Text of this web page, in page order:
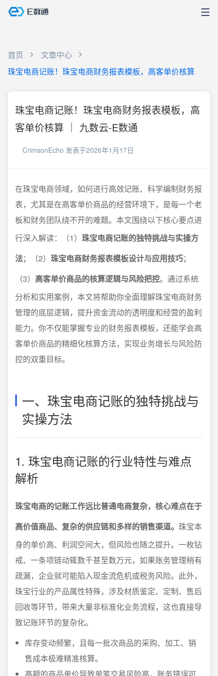
首页
文章中心
珠宝电商记账！珠宝电商财务报表模板，高客单价核算
珠宝电商记账！珠宝电商财务报表模板，高
客单价核算 ｜ 九数云-E数通
CrimsonEcho 发表于2026年1月17日
在珠宝电商领域，如何进行高效记账、科学编制财务报
表，尤其是在高客单价商品的经营环境下，是每一个老
板和财务团队绕不开的难题。本文围绕以下核心要点进
行深入解读：（1） 珠宝电商记账的独特挑战与实操方
法；（2） 珠宝电商财务报表模板设计与应用技巧；
（3） 高客单价商品的核算逻辑与风险把控。通过系统
分析和实用案例，本文将帮助你全面理解珠宝电商财务
管理的底层逻辑，提升资金流动的透明度和经营的盈利
能力。你不仅能掌握专业的财务报表模板，还能学会高
客单价商品的精细化核算方法，实现业务增长与风险防
控的双重目标。
一、珠宝电商记账的独特挑战与
实操方法
1. 珠宝电商记账的行业特性与难点
解析
珠宝电商的记账工作远比普通电商复杂，核心难点在于
高价值商品、复杂的供应链和多样的销售渠道。 珠宝本
身的单价高、利润空间大，但风险也随之提升。一枚钻
戒、一条项链动辄数千甚至数万元，如果账务管理稍有
疏漏，企业就可能陷入现金流危机或税务风险。此外，
珠宝行业的产品属性特殊，涉及材质鉴定、定制、售后
回收等环节，带来大量非标准化业务流程，这也直接导
致记账环节的复杂化。
库存变动频繁，且每一批次商品的采购、加工、销
售成本极难精准核算。